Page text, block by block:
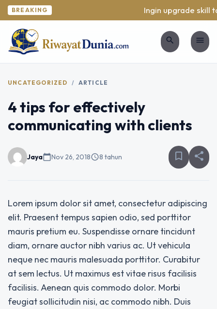
BREAKING Ingin upgrade skill
search menu
UNCATEGORIZED / ARTICLE
4 tips for effectively
communicating with clients
Jayacalendar_todayNov 26, 2018schedule8 tahun bookmark_border share
Lorem ipsum dolor sit amet, consectetur adipiscing
elit. Praesent tempus sapien odio, sed porttitor
mauris pretium eu. Suspendisse ornare tincidunt
diam, ornare auctor nibh varius ac. Ut vehicula
neque nec mauris malesuada porttitor. Curabitur
at sem lectus. Ut maximus est vitae risus facilisis
facilisis. Aenean quis commodo dolor. Morbi
feugiat sollicitudin nisi, ac commodo nibh. Duis